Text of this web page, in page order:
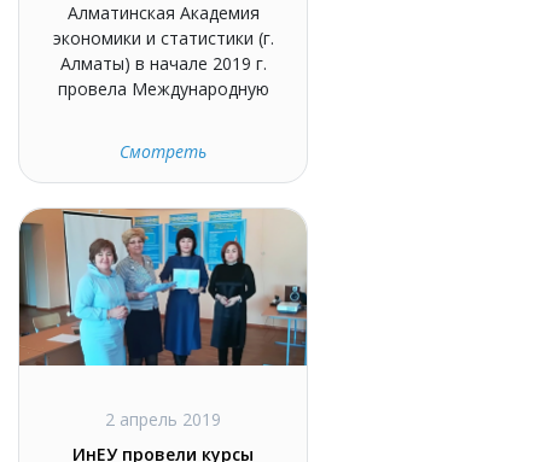
Алматинская Академия
экономики и статистики (г.
Алматы) в начале 2019 г.
провела Международную
Смотреть
2 апрель 2019
ИнЕУ провели курсы